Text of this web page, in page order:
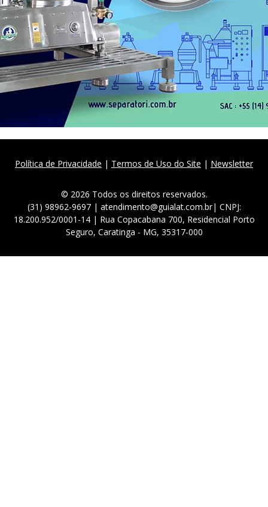
Política de Privacidade | Termos de Uso do Site | Newsletter
© 2026 Todos os direitos reservados.
(31) 98962-9697 | atendimento@guialat.com.br| CNPJ:
18.200.952/0001-14 | Rua Copacabana 700, Residencial Porto
Seguro, Caratinga - MG, 35317-000